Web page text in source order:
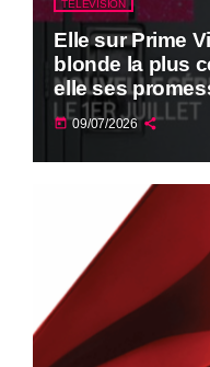
TELEVISION
Elle sur Prime
blonde la plus
elle ses
today 09/07/2026